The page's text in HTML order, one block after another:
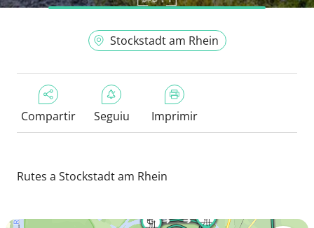
Stockstadt am Rhein
Compartir Seguiu Imprimir
Rutes a Stockstadt am Rhein